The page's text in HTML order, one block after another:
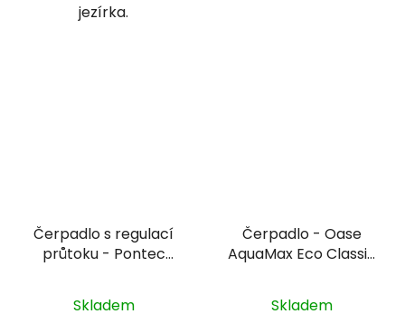
jezírka.
Čerpadlo s regulací
průtoku - Pontec
Skladem
Čerpadlo - Oase
AquaMax Eco Classic
Skladem